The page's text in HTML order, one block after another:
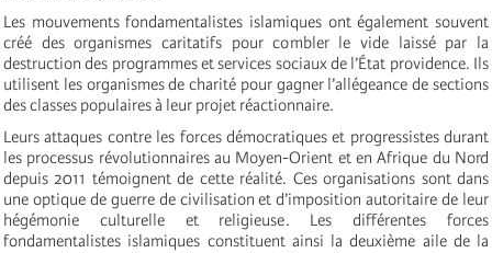
Les mouvements fondamentalistes islamiques ont également souvent
créé des organismes caritatifs pour combler le vide laissé par la
destruction des programmes et services sociaux de l’État providence. Ils
utilisent les organismes de charité pour gagner l’allégeance de sections
des classes populaires à leur projet réactionnaire.
Leurs attaques contre les forces démocratiques et progressistes durant
les processus révolutionnaires au Moyen-Orient et en Afrique du Nord
depuis 2011 témoignent de cette réalité. Ces organisations sont dans
une optique de guerre de civilisation et d’imposition autoritaire de leur
hégémonie culturelle et religieuse. Les différentes forces
fondamentalistes islamiques constituent ainsi la deuxième aile de la